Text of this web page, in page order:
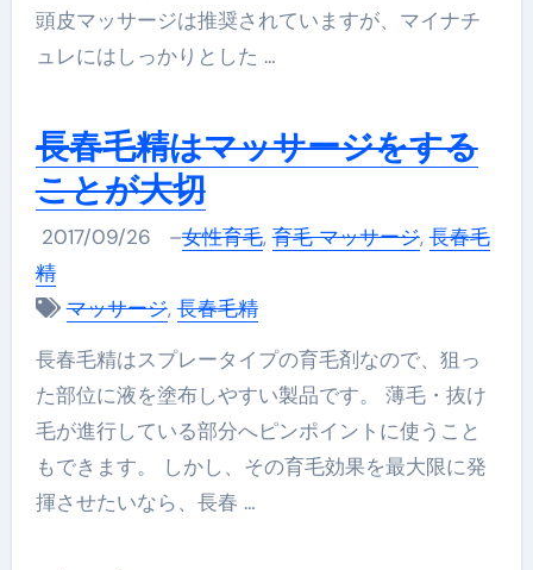
頭皮マッサージは推奨されていますが、マイナチ
ュレにはしっかりとした …
長春毛精はマッサージをする
ことが大切
2017/09/26 –女性育毛,育毛 マッサージ,長春毛
精
マッサージ,長春毛精
長春毛精はスプレータイプの育毛剤なので、狙っ
た部位に液を塗布しやすい製品です。 薄毛・抜け
毛が進行している部分へピンポイントに使うこと
もできます。 しかし、その育毛効果を最大限に発
揮させたいなら、長春 …